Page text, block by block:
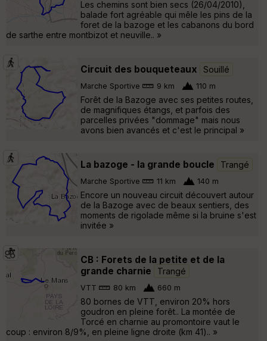
Les chemins sont bien secs (26/04/2010),
balade fort agréable qui mêle les pins de la
foret de la bazoge et les cabanons du bord
de sarthe entre montbizot et neuville.. »
Circuit des bouqueteaux Souillé
Marche Sportive 9 km 110 m
Forêt de la Bazoge avec ses petites routes,
de magnifiques étangs, et parfois des
parcelles privées "dommage" mais nous
avons bien avancés et c'est le principal »
La bazoge - la grande boucle Trangé
Marche Sportive 11 km 140 m
Encore un nouveau circuit découvert autour
de la Bazoge avec de beaux sentiers, des
moments de rigolade même si la bruine s'est
invitée »
CB : Forets de la petite et de la
grande charnie
Trangé
VTT 80 km 660 m
80 bornes de VTT, environ 20% hors
goudron en pleine forêt.. La montée de
Torcé en charnie au promontoire vaut le
coup : environ 8/9%, en pleine ligne droite (km 41).. »